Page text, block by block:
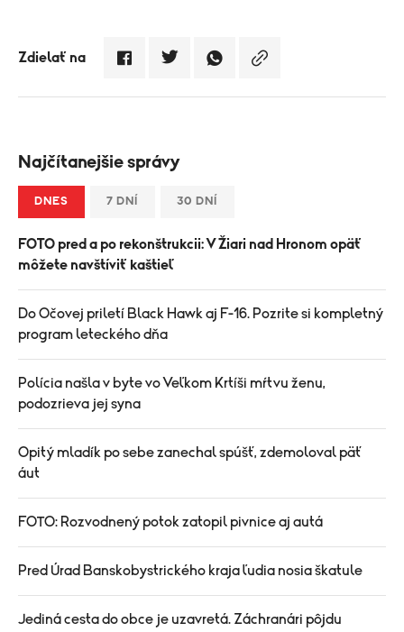
Zdielať na
Najčítanejšie správy
DNES 7 DNÍ 30 DNÍ
FOTO pred a po rekonštrukcii: V Žiari nad Hronom opäť
môžete navštíviť kaštieľ
Do Očovej priletí Black Hawk aj F-16. Pozrite si kompletný
program leteckého dňa
Polícia našla v byte vo Veľkom Krtíši mŕtvu ženu,
podozrieva jej syna
Opitý mladík po sebe zanechal spúšť, zdemoloval päť
áut
FOTO: Rozvodnený potok zatopil pivnice aj autá
Pred Úrad Banskobystrického kraja ľudia nosia škatule
Jediná cesta do obce je uzavretá. Záchranári pôjdu